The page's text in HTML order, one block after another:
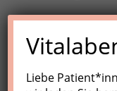
Buchungen sind für
möglich.
Liebe